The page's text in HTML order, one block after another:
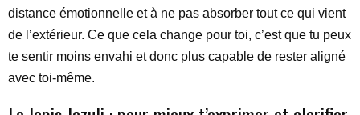
distance émotionnelle et à ne pas absorber tout ce qui vient
de l’extérieur. Ce que cela change pour toi, c’est que tu peux
te sentir moins envahi et donc plus capable de rester aligné
avec toi-même.